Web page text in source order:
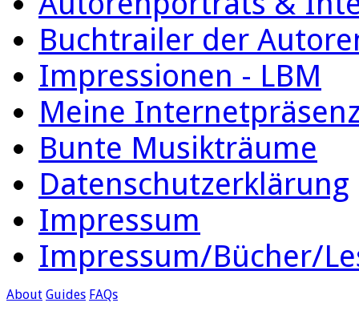
Buchtrailer der
Impressionen - LBM
Meine
Bunte Musikträume
Datenschutzerklärung
Impressum
Impressum/Bücher/
About Guides FAQs